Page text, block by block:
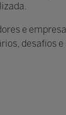
e
desafios